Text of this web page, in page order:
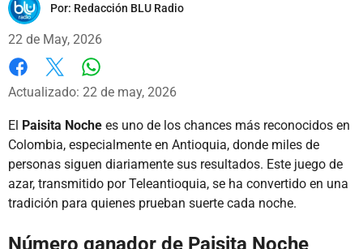
Por: Redacción BLU Radio
22 de May, 2026
Facebook
X
Actualizado: 22 de may, 2026
El Paisita Noche es uno de los chances más reconocidos en
Colombia, especialmente en Antioquia, donde miles de
personas siguen diariamente sus resultados. Este juego de
azar, transmitido por Teleantioquia, se ha convertido en una
tradición para quienes prueban suerte cada noche.
Número ganador de Paisita Noche